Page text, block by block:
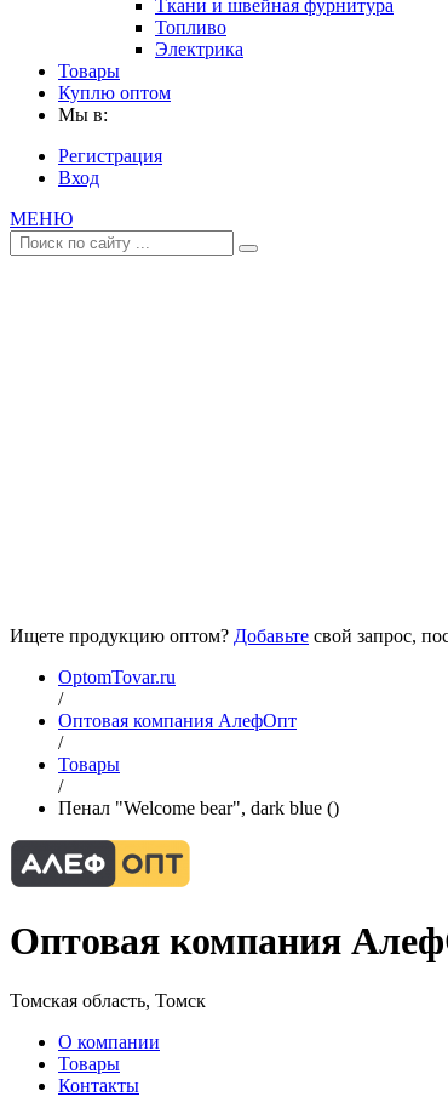
Ткани и швейная фурнитура
Топливо
Электрика
Товары
Куплю оптом
Мы в:
Регистрация
Вход
МЕНЮ
Ищете продукцию оптом? Добавьте свой запрос,
OptomTovar.ru
/
Оптовая компания АлефОпт
/
Товары
/
Пенал "Welcome bear", dark blue ()
Оптовая компания
Томская область, Томск
О компании
Товары
Контакты